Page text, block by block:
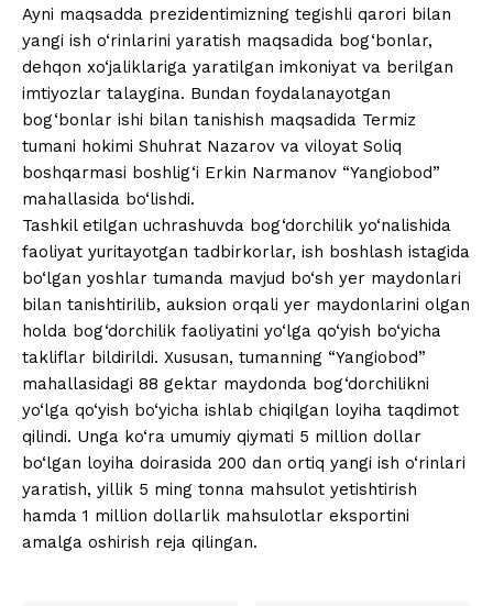
Ayni maqsadda prezidentimizning tegishli qarori bilan
yangi ish o‘rinlarini yaratish maqsadida bog‘bonlar,
dehqon xo‘jaliklariga yaratilgan imkoniyat va berilgan
imtiyozlar talaygina. Bundan foydalanayotgan
bog‘bonlar ishi bilan tanishish maqsadida Termiz
tumani hokimi Shuhrat Nazarov va viloyat Soliq
boshqarmasi boshlig‘i Erkin Narmanov “Yangiobod”
mahallasida bo‘lishdi.
Tashkil etilgan uchrashuvda bog‘dorchilik yo‘nalishida
faoliyat yuritayotgan tadbirkorlar, ish boshlash istagida
bo‘lgan yoshlar tumanda mavjud bo‘sh yer maydonlari
bilan tanishtirilib, auksion orqali yer maydonlarini olgan
holda bog‘dorchilik faoliyatini yo‘lga qo‘yish bo‘yicha
takliflar bildirildi. Xususan, tumanning “Yangiobod”
mahallasidagi 88 gektar maydonda bog‘dorchilikni
yo‘lga qo‘yish bo‘yicha ishlab chiqilgan loyiha taqdimot
qilindi. Unga ko‘ra umumiy qiymati 5 million dollar
bo‘lgan loyiha doirasida 200 dan ortiq yangi ish o‘rinlari
yaratish, yillik 5 ming tonna mahsulot yetishtirish
hamda 1 million dollarlik mahsulotlar eksportini
amalga oshirish reja qilingan.